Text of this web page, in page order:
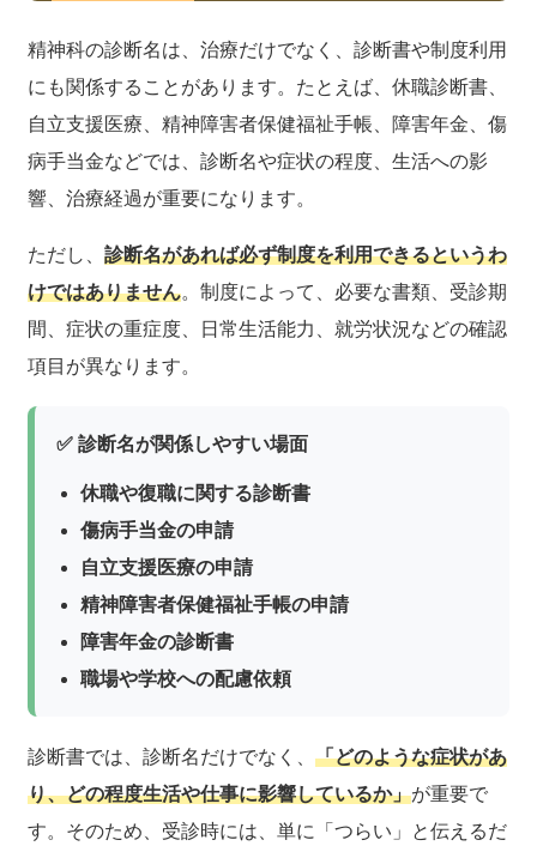
精神科の診断名は、治療だけでなく、診断書や制度利用
にも関係することがあります。たとえば、休職診断書、
自立支援医療、精神障害者保健福祉手帳、障害年金、傷
病手当金などでは、診断名や症状の程度、生活への影
響、治療経過が重要になります。
ただし、診断名があれば必ず制度を利用できるというわ
けではありません。制度によって、必要な書類、受診期
間、症状の重症度、日常生活能力、就労状況などの確認
項目が異なります。
✅ 診断名が関係しやすい場面
休職や復職に関する診断書
傷病手当金の申請
自立支援医療の申請
精神障害者保健福祉手帳の申請
障害年金の診断書
職場や学校への配慮依頼
診断書では、診断名だけでなく、「どのような症状があ
り、どの程度生活や仕事に影響しているか」が重要で
す。そのため、受診時には、単に「つらい」と伝えるだ